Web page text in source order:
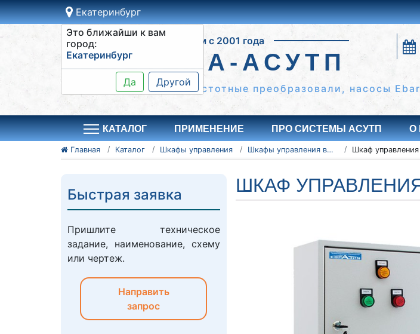
Екатеринбург
Это ближайши к вам
город:
Екатеринбург
Да Другой
Работаем с 2001 года
СИСТЕМА-АСУТП
Шкафы управления, частотные преобразовали, насосы
КАТАЛОГ ПРИМЕНЕНИЕ ПРО СИСТЕМЫ АСУТП О
Главная Каталог Шкафы управления Шкафы управления вентиляторами ШУВ
ШКАФ
Быстрая заявка
Пришлите техническое
задание, наименование, схему
или чертеж.
Направить
запрос